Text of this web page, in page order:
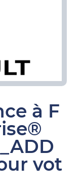
à F
vot